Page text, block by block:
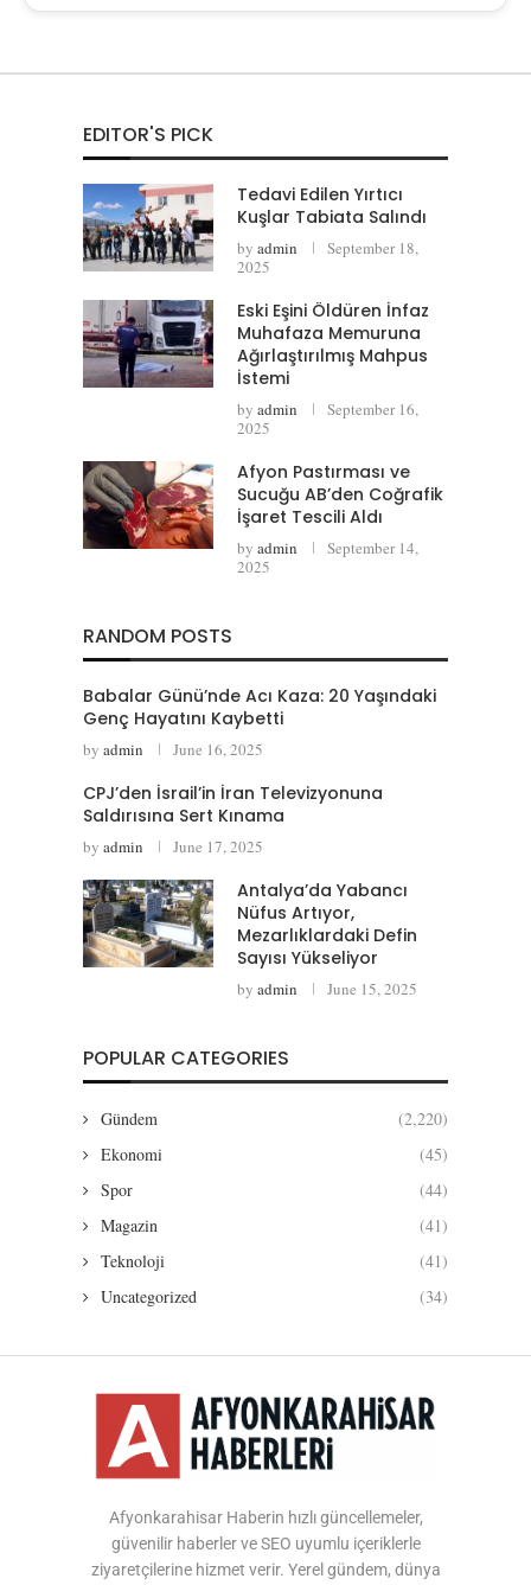
EDITOR'S PICK
Tedavi Edilen Yırtıcı
Kuşlar Tabiata Salındı
by admin
September 18,
2025
Eski Eşini Öldüren İnfaz
Muhafaza Memuruna
Ağırlaştırılmış Mahpus
İstemi
by admin
September 16,
2025
Afyon Pastırması ve
Sucuğu AB’den Coğrafik
İşaret Tescili Aldı
by admin
September 14,
2025
RANDOM POSTS
Babalar Günü’nde Acı Kaza: 20 Yaşındaki
Genç Hayatını Kaybetti
by admin June 16, 2025
CPJ’den İsrail’in İran Televizyonuna
Saldırısına Sert Kınama
by admin June 17, 2025
Antalya’da Yabancı
Nüfus Artıyor,
Mezarlıklardaki Defin
Sayısı Yükseliyor
by admin June 15, 2025
POPULAR CATEGORIES
Gündem
(2,220)
Ekonomi
(45)
Spor
(44)
Magazin
(41)
Teknoloji
(41)
Uncategorized
(34)
Afyonkarahisar Haberin hızlı güncellemeler,
güvenilir haberler ve SEO uyumlu içeriklerle
ziyaretçilerine hizmet verir. Yerel gündem, dünya